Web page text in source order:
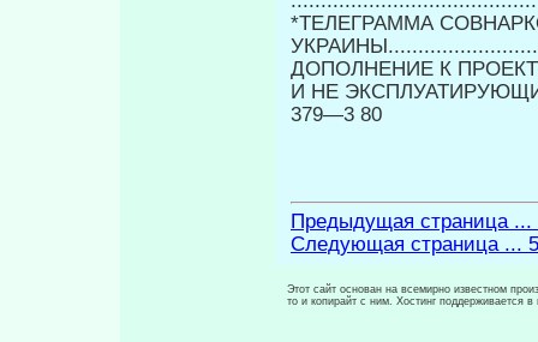
*ТЕЛЕГРАММА
ДОПОЛНЕНИЕ К
И НЕ
379—3 80
Предыдущая страница ...
Следующая страница ...
Этот сайт основан на всемирно известном
то и копирайт с ним. Хостинг поддерживается